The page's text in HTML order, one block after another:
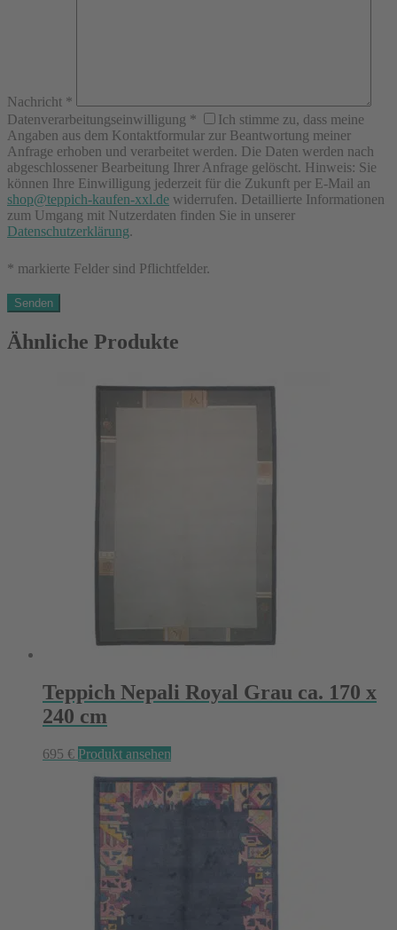
Nachricht *
Datenverarbeitungseinwilligung *
Ich stimme zu, dass meine
Angaben aus dem Kontaktformular zur Beantwortung meiner
Anfrage erhoben und verarbeitet werden. Die Daten werden nach
abgeschlossener Bearbeitung Ihrer Anfrage gelöscht. Hinweis: Sie
können Ihre Einwilligung jederzeit für die Zukunft per E-Mail an
shop@teppich-kaufen-xxl.de widerrufen. Detaillierte Informationen
zum Umgang mit Nutzerdaten finden Sie in unserer
Datenschutzerklärung.
* markierte Felder sind Pflichtfelder.
Ähnliche Produkte
Teppich Nepali Royal Grau ca. 170 x
240 cm
695 € Produkt ansehen